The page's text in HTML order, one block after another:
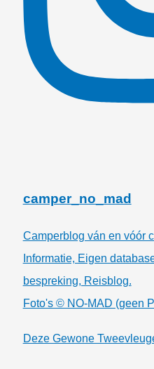
camper_no_mad
Camperblog ván en vóór
Informatie, Eigen
bespreking, Reisblog.
Foto's © NO-MAD (geen
Deze Gewone